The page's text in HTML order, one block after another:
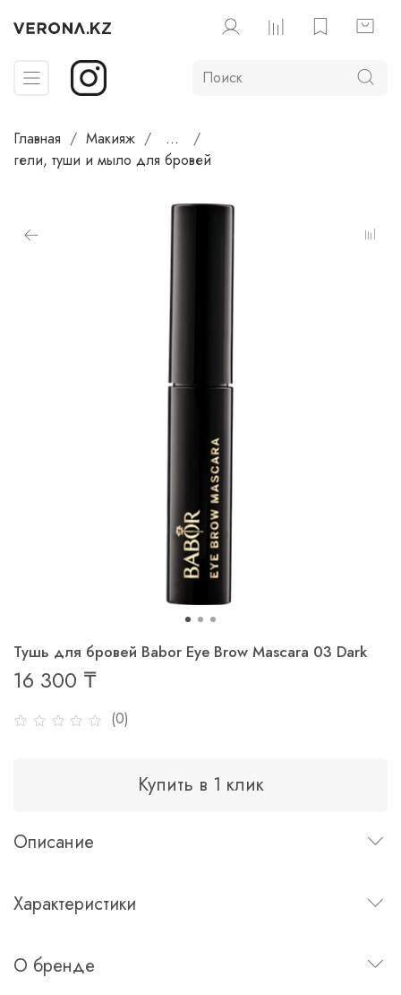
Главная Макияж
...
гели, туши и мыло для бровей
(0)
Тушь для бровей Babor Eye Brow Mascara 03 Dark
16 300 ₸
Купить в 1 клик
Описание
Характеристики
О бренде